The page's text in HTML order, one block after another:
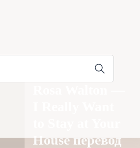
House перевод